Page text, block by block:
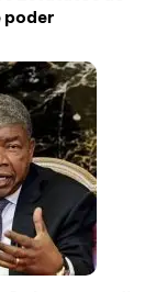
poder